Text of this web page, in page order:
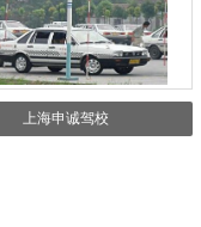
上海申诚驾校